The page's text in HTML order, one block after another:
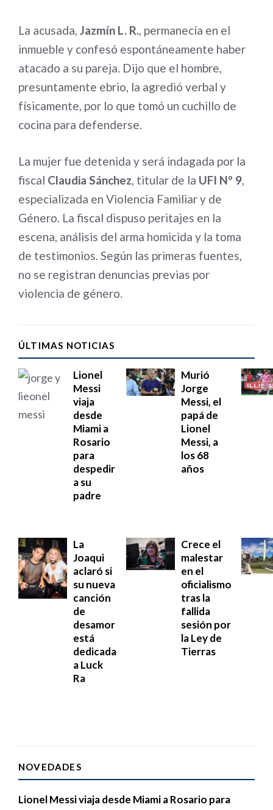
La acusada, Jazmín L. R., permanecía en el
inmueble y confesó espontáneamente haber
atacado a su pareja. Dijo que el hombre,
presuntamente ebrio, la agredió verbal y
físicamente, por lo que tomó un cuchillo de
cocina para defenderse.
La mujer fue detenida y será indagada por la
fiscal Claudia Sánchez , titular de la UFI Nº 9
especializada en Violencia Familiar y de
Género. La fiscal dispuso peritajes en la
escena, análisis del arma homicida y la toma
de testimonios. Según las primeras fuentes,
no se registran denuncias previas por
violencia de género.
ÚLTIMAS NOTICIAS
Lionel
Messi
viaja
desde
Miami a
Rosario
para
despedir
a su
padre
Murió
Jorge
Messi, el
papá de
Lionel
Messi, a
los 68
años
La
Joaqui
aclaró si
su nueva
canción
de
desamor
está
dedicada
a Luck
Ra
Crece el
malestar
en el
oficialismo
tras la
fallida
sesión por
la Ley de
Tierras
NOVEDADES
Lionel Messi viaja desde Miami a Rosario para